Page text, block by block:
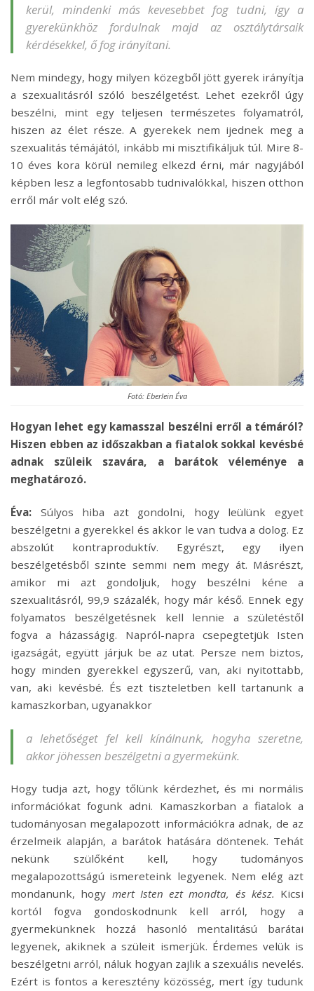
kerül, mindenki más kevesebbet fog tudni, így a
gyerekünkhöz fordulnak majd az osztálytársaik
kérdésekkel, ő fog irányítani.
Nem mindegy, hogy milyen közegből jött gyerek irányítja
a szexualitásról szóló beszélgetést. Lehet ezekről úgy
beszélni, mint egy teljesen természetes folyamatról,
hiszen az élet része. A gyerekek nem ijednek meg a
szexualitás témájától, inkább mi misztifikáljuk túl. Mire 8-
10 éves kora körül nemileg elkezd érni, már nagyjából
képben lesz a legfontosabb tudnivalókkal, hiszen otthon
erről már volt elég szó.
Fotó: Eberlein Éva
Hogyan lehet egy kamasszal beszélni erről a témáról?
Hiszen ebben az időszakban a fiatalok sokkal kevésbé
adnak szüleik szavára, a barátok véleménye a
meghatározó.
Éva: Súlyos hiba azt gondolni, hogy leülünk egyet
beszélgetni a gyerekkel és akkor le van tudva a dolog. Ez
abszolút kontraproduktív. Egyrészt, egy ilyen
beszélgetésből szinte semmi nem megy át. Másrészt,
amikor mi azt gondoljuk, hogy beszélni kéne a
szexualitásról, 99,9 százalék, hogy már késő. Ennek egy
folyamatos beszélgetésnek kell lennie a születéstől
fogva a házasságig. Napról-napra csepegtetjük Isten
igazságát, együtt járjuk be az utat. Persze nem biztos,
hogy minden gyerekkel egyszerű, van, aki nyitottabb,
van, aki kevésbé. És ezt tiszteletben kell tartanunk a
kamaszkorban, ugyanakkor
a lehetőséget fel kell kínálnunk, hogyha szeretne,
akkor jöhessen beszélgetni a gyermekünk.
Hogy tudja azt, hogy tőlünk kérdezhet, és mi normális
információkat fogunk adni. Kamaszkorban a fiatalok a
tudományosan megalapozott információkra adnak, de az
érzelmeik alapján, a barátok hatására döntenek. Tehát
nekünk szülőként kell, hogy tudományos
megalapozottságú ismereteink legyenek. Nem elég azt
mondanunk, hogy mert Isten ezt mondta, és kész. Kicsi
kortól fogva gondoskodnunk kell arról, hogy a
gyermekünknek hozzá hasonló mentalitású barátai
legyenek, akiknek a szüleit ismerjük. Érdemes velük is
beszélgetni arról, náluk hogyan zajlik a szexuális nevelés.
Ezért is fontos a keresztény közösség, mert így tudunk